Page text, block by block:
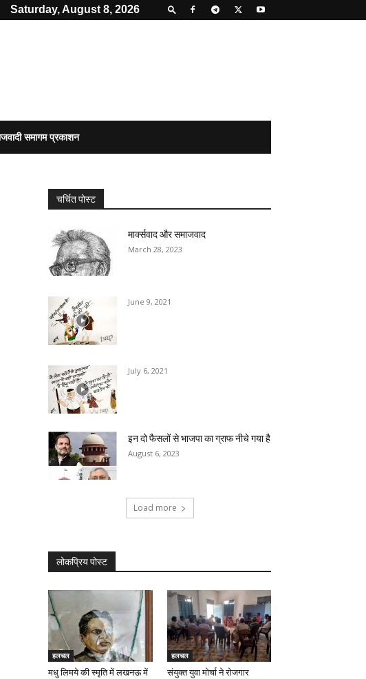
Saturday, August 8, 2026
समागम प्रकाशन
चर्चित पोस्ट
मार्क्सवाद और समाजवाद
March 28, 2023
June 9, 2021
July 6, 2021
इन दो फैसलों से भाजपा का ग्राफ नीचे गया है
August 6, 2023
Load more
लोकप्रिय पोस्ट
हलचल
मधु लिमये की स्मृति में लखनऊ में
हलचल
संयुक्त युवा मोर्चा ने रोजगार